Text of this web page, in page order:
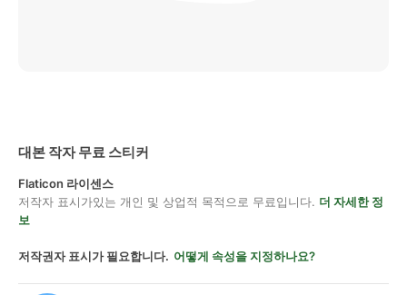
대본 작자 무료 스티커
Flaticon 라이센스
저작자 표시가있는 개인 및 상업적 목적으로 무료입니다. 더 자세한 정
보
저작권자 표시가 필요합니다. 어떻게 속성을 지정하나요?